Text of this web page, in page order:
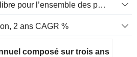
Flux de trésorerie libre pour l’ensemble des pourvoyeurs de fonds (créanciers et actionnaires) FCFF, CAGR sur 2 ans
2 ans CAGR %
composé sur trois ans